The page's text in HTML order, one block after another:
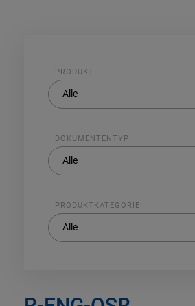
PRODUKT
Alle
PRODUKT
DOKUMENTENTYP
Alle
DOKUMENTENTYP
PRODUKTKATEGORIE
Alle
PRODUKTKATEGORIE